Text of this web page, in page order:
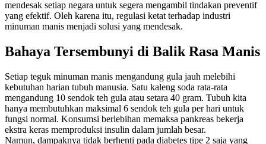
mendesak setiap negara untuk segera mengambil tindakan preventif
yang efektif. Oleh karena itu, regulasi ketat terhadap industri
minuman manis menjadi solusi yang mendesak.
Bahaya Tersembunyi di Balik Rasa Manis
Setiap teguk minuman manis mengandung gula jauh melebihi
kebutuhan harian tubuh manusia. Satu kaleng soda rata-rata
mengandung 10 sendok teh gula atau setara 40 gram. Tubuh kita
hanya membutuhkan maksimal 6 sendok teh gula per hari untuk
fungsi normal. Konsumsi berlebihan memaksa pankreas bekerja
ekstra keras memproduksi insulin dalam jumlah besar.
Namun, dampaknya tidak berhenti pada diabetes tipe 2 saja yang